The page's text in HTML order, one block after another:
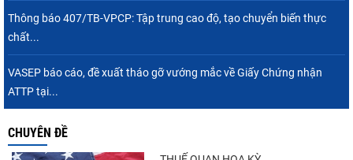
mại Sim Ba gia nhập...
Thông báo 407/TB-VPCP: Tập trung cao độ, tạo chuyển biến thực
chất...
VASEP báo cáo, đề xuất tháo gỡ vướng mắc về Giấy Chứng nhận
ATTP tại...
CHUYÊN ĐỀ